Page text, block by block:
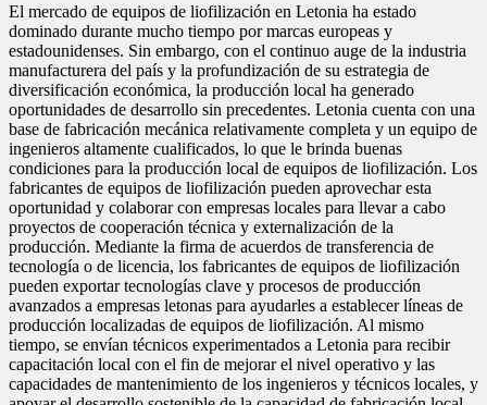
El mercado de equipos de liofilización en Letonia ha estado
dominado durante mucho tiempo por marcas europeas y
estadounidenses. Sin embargo, con el continuo auge de la industria
manufacturera del país y la profundización de su estrategia de
diversificación económica, la producción local ha generado
oportunidades de desarrollo sin precedentes. Letonia cuenta con una
base de fabricación mecánica relativamente completa y un equipo de
ingenieros altamente cualificados, lo que le brinda buenas
condiciones para la producción local de equipos de liofilización. Los
fabricantes de equipos de liofilización pueden aprovechar esta
oportunidad y colaborar con empresas locales para llevar a cabo
proyectos de cooperación técnica y externalización de la
producción. Mediante la firma de acuerdos de transferencia de
tecnología o de licencia, los fabricantes de equipos de liofilización
pueden exportar tecnologías clave y procesos de producción
avanzados a empresas letonas para ayudarles a establecer líneas de
producción localizadas de equipos de liofilización. Al mismo
tiempo, se envían técnicos experimentados a Letonia para recibir
capacitación local con el fin de mejorar el nivel operativo y las
capacidades de mantenimiento de los ingenieros y técnicos locales, y